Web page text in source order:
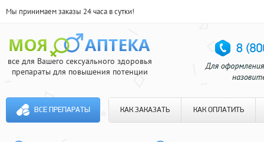
Мы принимаем заказы 24 часа в сутки!
все для Вашего сексуального здоровья
препараты для повышения потенции
ВСЕ ПРЕПАРАТЫ КАК ЗАКАЗАТЬ КАК ОПЛАТИТЬ